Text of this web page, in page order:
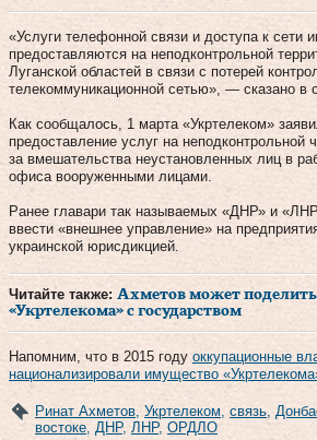
«Услуги телефонной связи и доступа к сети
предоставляются на неподконтрольной
Луганской областей в связи с потерей
телекоммуникационной сетью», — сказано в
Как сообщалось, 1 марта «Укртелеком»
предоставление услуг на неподконтрольной
за вмешательства неустановленных лиц в
офиса вооруженными лицами.
Ранее главари так называемых «ДНР» и
ввести «внешнее управление» на
украинской юрисдикцией.
Читайте также: Ахметов может
«Укртелекома» с государством
Напомним, что в 2015 году оккупационные
национализировали имущество
Ринат Ахметов Укртелеком связь
востоке ДНР, ЛНР, ОРДЛО